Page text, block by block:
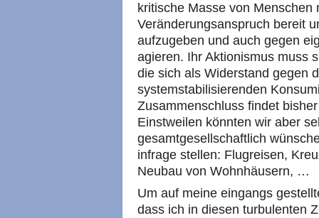
kritische Masse von Menschen
Veränderungsanspruch bereit
aufzugeben und auch gegen
agieren. Ihr Aktionismus muss
die sich als Widerstand gegen
systemstabilisierenden
Zusammenschluss findet
Einstweilen könnten wir aber
gesamtgesellschaftlich
infrage stellen: Flugreisen,
Neubau von Wohnhäusern, …
Um auf meine eingangs
dass ich in diesen turbulenten